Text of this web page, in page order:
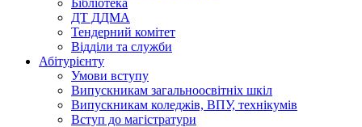
ДТ ДДМА
Тендерний комітет
Відділи та служби
Абітурієнту
Умови вступу
Випускникам загальноосвітніх шкіл
Випускникам коледжів, ВПУ, технікумів
Вступ до магістратури